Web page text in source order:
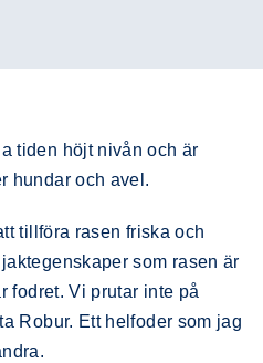
tiden höjt nivån och är
hundar och avel.
tillföra rasen friska och
som rasen är
fodret. Vi prutar inte på
Robur. Ett helfoder som jag